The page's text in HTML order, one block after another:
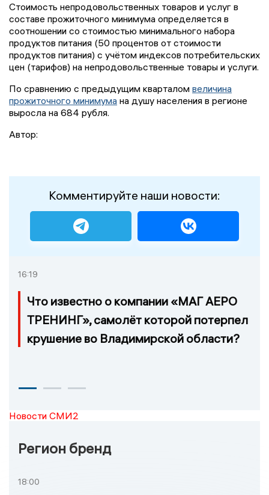
Стоимость непродовольственных товаров и услуг в
составе прожиточного минимума определяется в
соотношении со стоимостью минимального набора
продуктов питания (50 процентов от стоимости
продуктов питания) с учётом индексов потребительских
цен (тарифов) на непродовольственные товары и услуги.
По сравнению с предыдущим кварталом величина
прожиточного минимума на душу населения в регионе
выросла на 684 рубля.
Автор:
Комментируйте наши новости:
16:19
Что известно о компании «МАГ АЕРО
ТРЕНИНГ», самолёт которой потерпел
крушение во Владимирской области?
Новости СМИ2
Регион бренд
18:00